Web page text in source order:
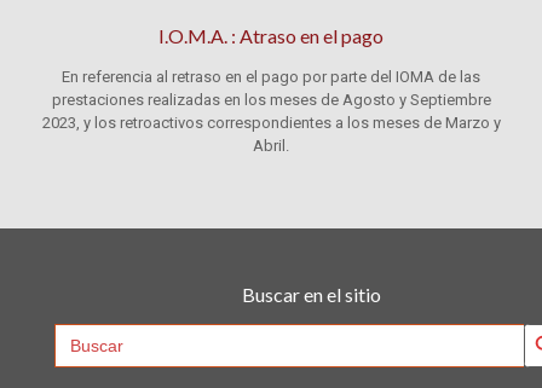
I.O.M.A. : Atraso en el pago
En referencia al retraso en el pago por parte del IOMA de las
prestaciones realizadas en los meses de Agosto y Septiembre
2023, y los retroactivos correspondientes a los meses de Marzo y
Abril.
Buscar en el sitio
Search